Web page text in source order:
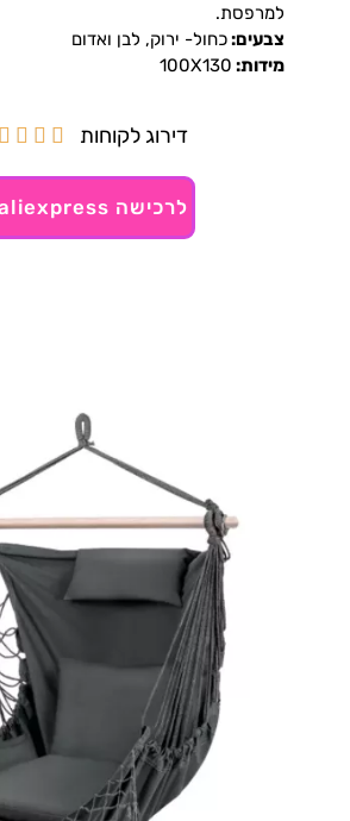
למרפסת.
צבעים:כחול- ירוק, לבן ואדום
מידות: 100X130
דירוג לקוחות 



לרכישה aliexpress